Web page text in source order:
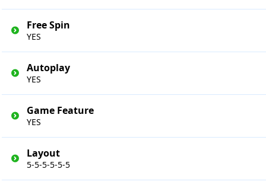
Free Spin
YES
Autoplay
YES
Game Feature
YES
Layout
5-5-5-5-5-5